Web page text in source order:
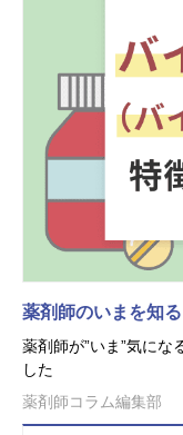
薬剤師のいまを知
薬剤師が”いま”気にな
した
薬剤師コラム編集部